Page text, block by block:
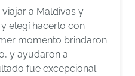
a Maldivas y
elegí hacerlo con
momento brindaron
y ayudaron a
fue excepcional.